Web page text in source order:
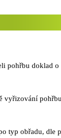
pohřbu doklad o
vyřizování
typ obřadu, dle